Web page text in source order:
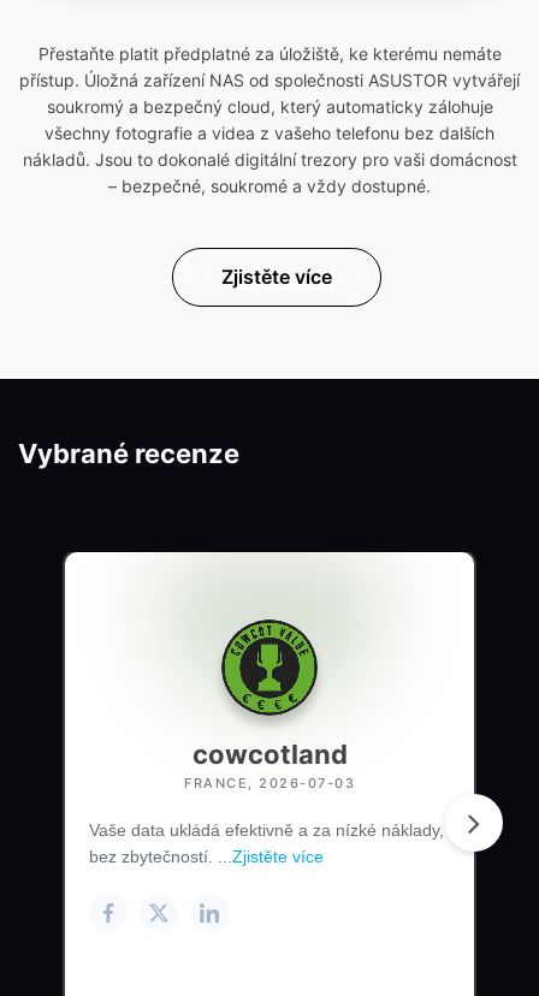
Přestaňte platit předplatné za úložiště, ke kterému nemáte
přístup. Úložná zařízení NAS od společnosti ASUSTOR vytvářejí
soukromý a bezpečný cloud, který automaticky zálohuje
všechny fotografie a videa z vašeho telefonu bez dalších
nákladů. Jsou to dokonalé digitální trezory pro vaši domácnost
– bezpečné, soukromé a vždy dostupné.
Zjistěte více
Vybrané recenze
cowcotland
FRANCE, 2026-07-03
Vaše data ukládá efektivně a za nízké náklady,
bez zbytečností. ... Zjistěte více